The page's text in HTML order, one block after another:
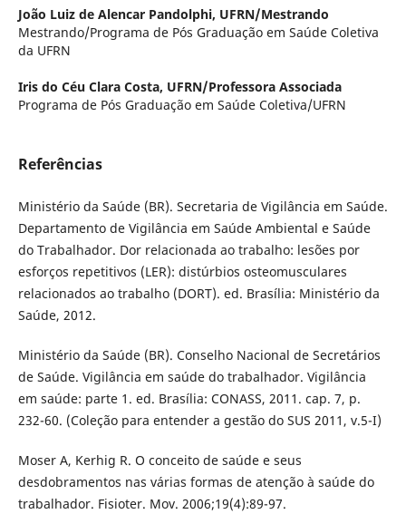
João Luiz de Alencar Pandolphi, UFRN/Mestrando
Mestrando/Programa de Pós Graduação em Saúde Coletiva
da UFRN
Iris do Céu Clara Costa, UFRN/Professora Associada
Programa de Pós Graduação em Saúde Coletiva/UFRN
Referências
Ministério da Saúde (BR). Secretaria de Vigilância em Saúde.
Departamento de Vigilância em Saúde Ambiental e Saúde
do Trabalhador. Dor relacionada ao trabalho: lesões por
esforços repetitivos (LER): distúrbios osteomusculares
relacionados ao trabalho (DORT). ed. Brasília: Ministério da
Saúde, 2012.
Ministério da Saúde (BR). Conselho Nacional de Secretários
de Saúde. Vigilância em saúde do trabalhador. Vigilância
em saúde: parte 1. ed. Brasília: CONASS, 2011. cap. 7, p.
232-60. (Coleção para entender a gestão do SUS 2011, v.5-I)
Moser A, Kerhig R. O conceito de saúde e seus
desdobramentos nas várias formas de atenção à saúde do
trabalhador. Fisioter. Mov. 2006;19(4):89-97.